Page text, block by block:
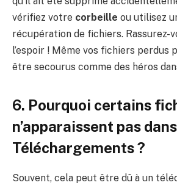
vérifiez votre corbeille ou utilisez
récupération de fichiers. Rassurez-
l’espoir ! Même vos fichiers perdus
être secourus comme des héros
6. Pourquoi certains
n’apparaissent pas
Téléchargements ?
Souvent, cela peut être dû à un